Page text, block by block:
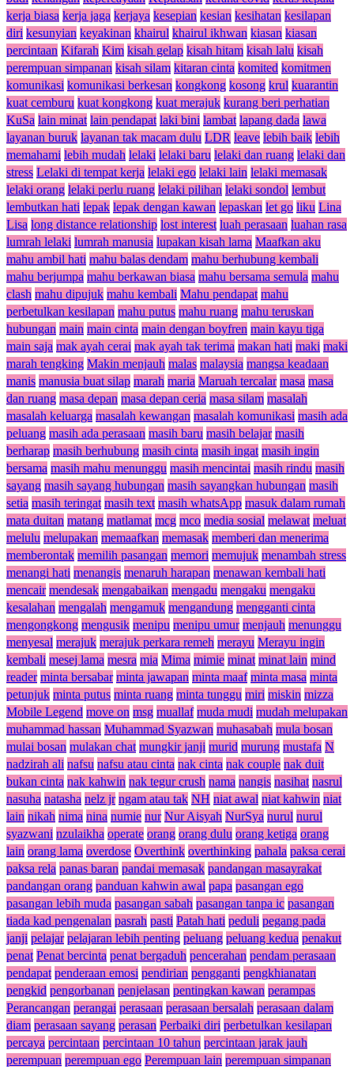
kerja biasa kerja jaga kerjaya kesepian kesian kesihatan kesilapan
diri kesunyian keyakinan khairul khairul ikhwan kiasan kiasan
percintaan Kifarah Kim kisah gelap kisah hitam kisah lalu kisah
perempuan simpanan kisah silam kitaran cinta komited komitmen
komunikasi komunikasi berkesan kongkong kosong krul kuarantin
kuat cemburu kuat kongkong kuat merajuk kurang beri perhatian
KuSa lain minat lain pendapat laki bini lambat lapang dada lawa
layanan buruk layanan tak macam dulu LDR leave lebih baik lebih
memahami lebih mudah lelaki lelaki baru lelaki dan ruang lelaki dan
stress Lelaki di tempat kerja lelaki ego lelaki lain lelaki memasak
lelaki orang lelaki perlu ruang lelaki pilihan lelaki sondol lembut
lembutkan hati lepak lepak dengan kawan lepaskan let go liku Lina
Lisa long distance relationship lost interest luah perasaan luahan rasa
lumrah lelaki lumrah manusia lupakan kisah lama Maafkan aku
mahu ambil hati mahu balas dendam mahu berhubung kembali
mahu berjumpa mahu berkawan biasa mahu bersama semula mahu
clash mahu dipujuk mahu kembali Mahu pendapat mahu
perbetulkan kesilapan mahu putus mahu ruang mahu teruskan
hubungan main main cinta main dengan boyfren main kayu tiga
main saja mak ayah cerai mak ayah tak terima makan hati maki maki
marah tengking Makin menjauh malas malaysia mangsa keadaan
manis manusia buat silap marah maria Maruah tercalar masa masa
dan ruang masa depan masa depan ceria masa silam masalah
masalah keluarga masalah kewangan masalah komunikasi masih ada
peluang masih ada perasaan masih baru masih belajar masih
berharap masih berhubung masih cinta masih ingat masih ingin
bersama masih mahu menunggu masih mencintai masih rindu masih
sayang masih sayang hubungan masih sayangkan hubungan masih
setia masih teringat masih text masih whatsApp masuk dalam rumah
mata duitan matang matlamat mcg mco media sosial melawat meluat
melulu melupakan memaafkan memasak memberi dan menerima
memberontak memilih pasangan memori memujuk menambah stress
menangi hati menangis menaruh harapan menawan kembali hati
mencair mendesak mengabaikan mengadu mengaku mengaku
kesalahan mengalah mengamuk mengandung mengganti cinta
mengongkong mengusik menipu menipu umur menjauh menunggu
menyesal merajuk merajuk perkara remeh merayu Merayu ingin
kembali mesej lama mesra mia Mima mimie minat minat lain mind
reader minta bersabar minta jawapan minta maaf minta masa minta
petunjuk minta putus minta ruang minta tunggu miri miskin mizza
Mobile Legend move on msg muallaf muda mudi mudah melupakan
muhammad hassan Muhammad Syazwan muhasabah mula bosan
mulai bosan mulakan chat mungkir janji murid murung mustafa N
nadzirah ali nafsu nafsu atau cinta nak cinta nak couple nak duit
bukan cinta nak kahwin nak tegur crush nama nangis nasihat nasrul
nasuha natasha nelz jr ngam atau tak NH niat awal niat kahwin niat
lain nikah nima nina numie nur Nur Aisyah NurSya nurul nurul
syazwani nzulaikha operate orang orang dulu orang ketiga orang
lain orang lama overdose Overthink overthinking pahala paksa cerai
paksa rela panas baran pandai memasak pandangan masayrakat
pandangan orang panduan kahwin awal papa pasangan ego
pasangan lebih muda pasangan sabah pasangan tanpa ic pasangan
tiada kad pengenalan pasrah pasti Patah hati peduli pegang pada
janji pelajar pelajaran lebih penting peluang peluang kedua penakut
penat Penat bercinta penat bergaduh pencerahan pendam perasaan
pendapat penderaan emosi pendirian pengganti pengkhianatan
pengkid pengorbanan penjelasan pentingkan kawan perampas
Perancangan perangai perasaan perasaan bersalah perasaan dalam
diam perasaan sayang perasan Perbaiki diri perbetulkan kesilapan
percaya percintaan percintaan 10 tahun percintaan jarak jauh
perempuan perempuan ego Perempuan lain perempuan simpanan